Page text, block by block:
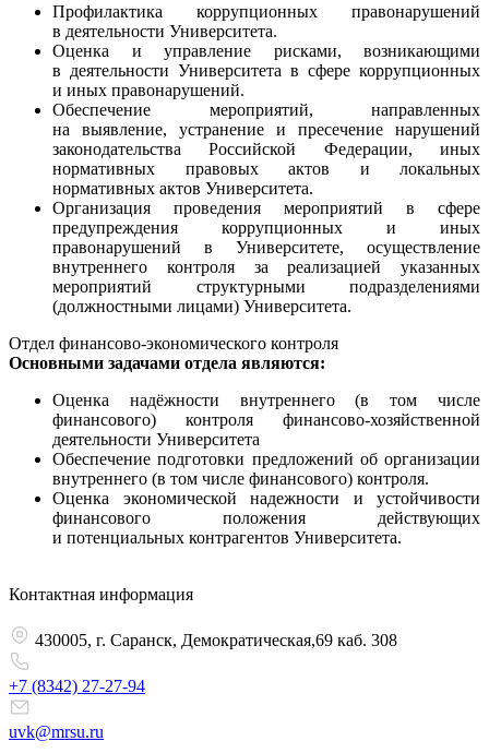
Профилактика коррупционных правонарушений
в деятельности Университета.
Оценка и управление рисками, возникающими
в деятельности Университета в сфере коррупционных
и иных правонарушений.
Обеспечение мероприятий, направленных
на выявление, устранение и пресечение нарушений
законодательства Российской Федерации, иных
нормативных правовых актов и локальных
нормативных актов Университета.
Организация проведения мероприятий в сфере
предупреждения коррупционных и иных
правонарушений в Университете, осуществление
внутреннего контроля за реализацией указанных
мероприятий структурными подразделениями
(должностными лицами) Университета.
Отдел финансово-экономического контроля
Основными задачами отдела являются:
Оценка надёжности внутреннего (в том числе
финансового) контроля финансово-хозяйственной
деятельности Университета
Обеспечение подготовки предложений об организации
внутреннего (в том числе финансового) контроля.
Оценка экономической надежности и устойчивости
финансового положения действующих
и потенциальных контрагентов Университета.
Контактная информация
430005, г. Саранск, Демократическая,69 каб. 308
+7 (8342) 27-27-94
uvk@mrsu.ru